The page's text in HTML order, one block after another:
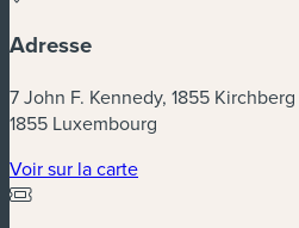
Adresse
7 John F. Kennedy, 1855 Kirchberg
1855 Luxembourg
Voir sur la carte(nouvelle fenêtre)